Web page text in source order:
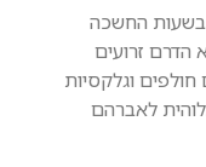
בשעות החשכה
הדרם זרועים
חולפים וגלקסיות
לאברהם